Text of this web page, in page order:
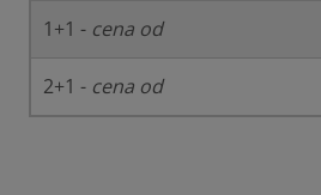
1+1 - cena od
2+1 - cena od